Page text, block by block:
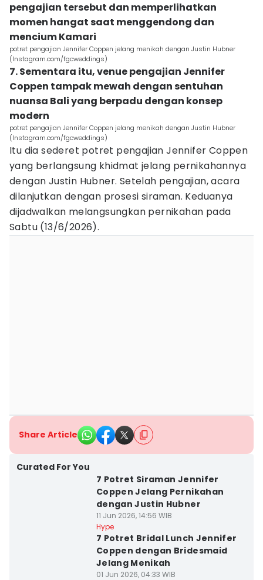
pengajian tersebut dan memperlihatkan
momen hangat saat menggendong dan
mencium Kamari
potret pengajian Jennifer Coppen jelang menikah dengan Justin Hubner
(Instagram.com/fgcweddings)
7. Sementara itu, venue pengajian Jennifer
Coppen tampak mewah dengan sentuhan
nuansa Bali yang berpadu dengan konsep
modern
potret pengajian Jennifer Coppen jelang menikah dengan Justin Hubner
(Instagram.com/fgcweddings)
Itu dia sederet potret pengajian Jennifer Coppen
yang berlangsung khidmat jelang pernikahannya
dengan Justin Hubner. Setelah pengajian, acara
dilanjutkan dengan prosesi siraman. Keduanya
dijadwalkan melangsungkan pernikahan pada
Sabtu (13/6/2026).
Share Article
Curated For You
7 Potret Siraman Jennifer
Coppen Jelang Pernikahan
dengan Justin Hubner
11 Jun 2026, 14:56 WIB
Hype
7 Potret Bridal Lunch Jennifer
Coppen dengan Bridesmaid
Jelang Menikah
01 Jun 2026, 04:33 WIB